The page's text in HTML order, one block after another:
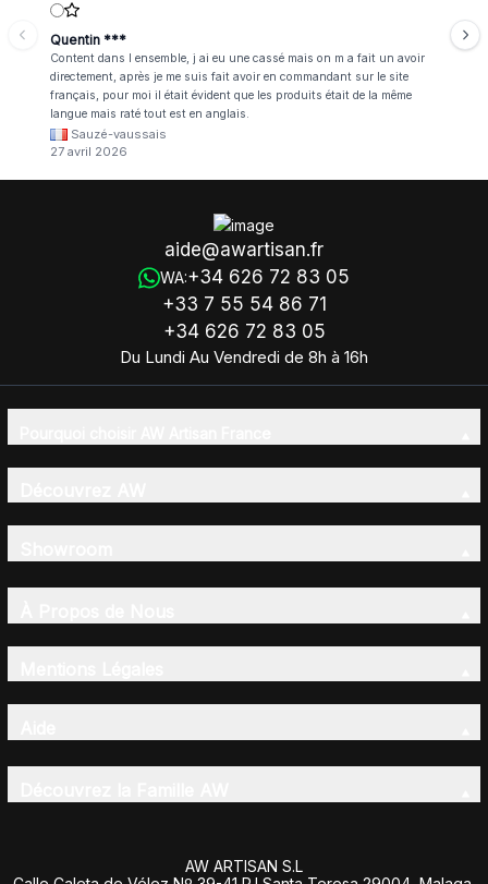
Quentin ***
Content dans l ensemble, j ai eu une cassé mais on m a fait un avoir
directement, après je me suis fait avoir en commandant sur le site
français, pour moi il était évident que les produits était de la même
langue mais raté tout est en anglais.
Sauzé-vaussais
27 avril 2026
aide@awartisan.fr
WA:+34 626 72 83 05
+33 7 55 54 86 71
+34 626 72 83 05
Du Lundi Au Vendredi de 8h à 16h
AW ARTISAN S.L